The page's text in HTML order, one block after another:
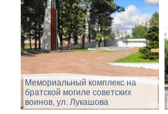
Мемориальный комплекс на
братской могиле советских
воинов, ул. Лукашова